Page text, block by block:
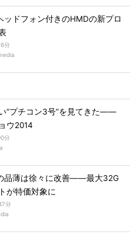
ッドフォン付きのHMDの新プロ
分
“プチコン3号”を見てきた――
ウ2014
分
品薄は徐々に改善――最大32G
が特価対象に
分